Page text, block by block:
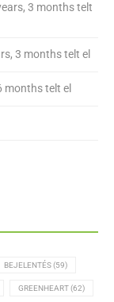
3 months telt
3 months telt el
months telt el
BEJELENTÉS(59)
GREENHEART(62)